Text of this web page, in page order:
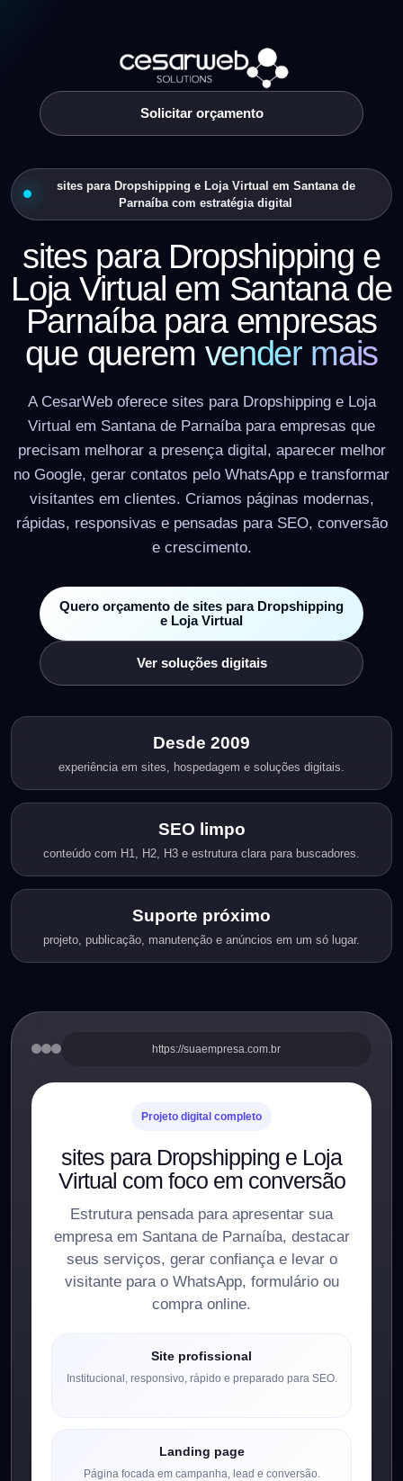
Solicitar orçamento
sites para Dropshipping e Loja Virtual em Santana de
Parnaíba com estratégia digital
sites para Dropshipping e
Loja Virtual em Santana de
Parnaíba para empresas
que querem vender mais
A CesarWeb oferece sites para Dropshipping e Loja
Virtual em Santana de Parnaíba para empresas que
precisam melhorar a presença digital, aparecer melhor
no Google, gerar contatos pelo WhatsApp e transformar
visitantes em clientes. Criamos páginas modernas,
rápidas, responsivas e pensadas para SEO, conversão
e crescimento.
Quero orçamento de sites para Dropshipping
e Loja Virtual
Ver soluções digitais
Desde 2009
experiência em sites, hospedagem e soluções digitais.
SEO limpo
conteúdo com H1, H2, H3 e estrutura clara para buscadores.
Suporte próximo
projeto, publicação, manutenção e anúncios em um só lugar.
https://suaempresa.com.br
Projeto digital completo
sites para Dropshipping e Loja
Virtual com foco em conversão
Estrutura pensada para apresentar sua
empresa em Santana de Parnaíba, destacar
seus serviços, gerar confiança e levar o
visitante para o WhatsApp, formulário ou
compra online.
Site profissional
Institucional, responsivo, rápido e preparado para SEO.
Landing page
Página focada em campanha, lead e conversão.